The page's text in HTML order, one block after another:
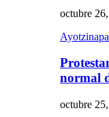
octubre
Ayotzinapa
normal
octubre